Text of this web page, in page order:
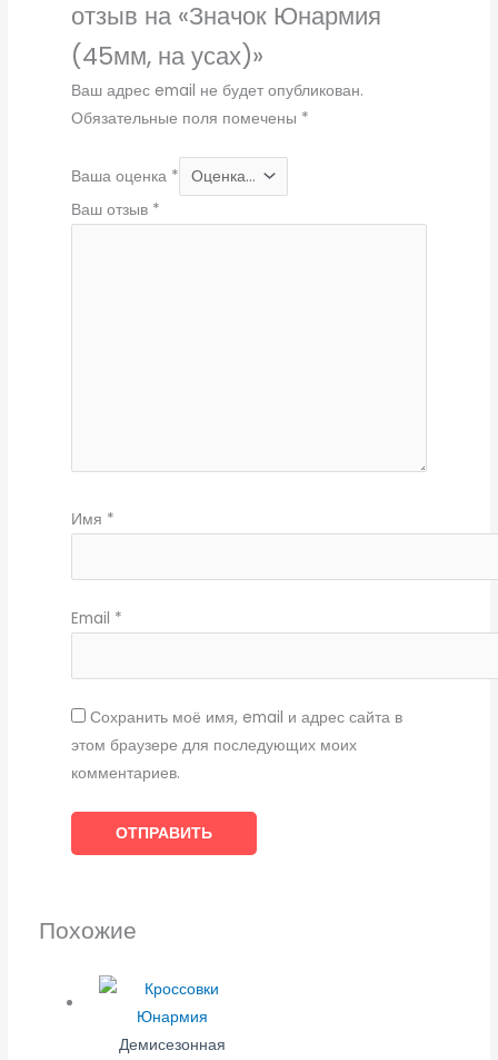
отзыв на «Значок Юнармия
(45мм, на усах)»
Ваш адрес email не будет опубликован.
Обязательные поля помечены *
Ваша оценка *
Ваш отзыв *
Имя *
Email *
Сохранить моё имя, email и адрес сайта в
этом браузере для последующих моих
комментариев.
Похожие
Демисезонная